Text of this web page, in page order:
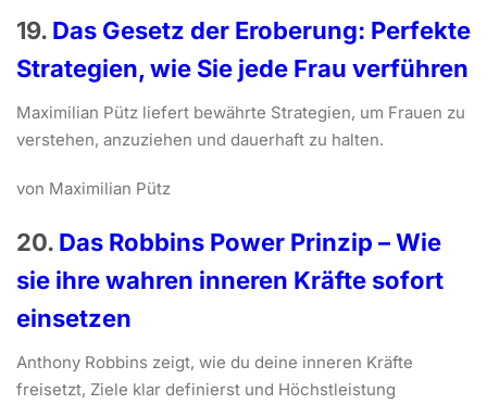
19. Das Gesetz der Eroberung: Perfekte
Strategien, wie Sie jede Frau verführen
Maximilian Pütz liefert bewährte Strategien, um Frauen zu
verstehen, anzuziehen und dauerhaft zu halten.
von Maximilian Pütz
20. Das Robbins Power Prinzip – Wie
sie ihre wahren inneren Kräfte sofort
einsetzen
Anthony Robbins zeigt, wie du deine inneren Kräfte
freisetzt, Ziele klar definierst und Höchstleistung